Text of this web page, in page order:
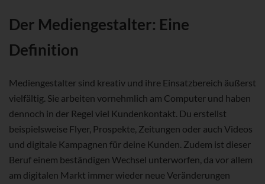
Der Mediengestalter: Eine
Definition
Mediengestalter sind kreativ und ihre Einsatzbereich äußerst
vielfältig. Sie arbeiten vornehmlich am Computer und haben
dennoch in der Regel viel Kundenkontakt. Du erstellst
beispielsweise Flyer, Prospekte, Zeitungen oder auch Videos
und digitale Kampagnen für deine Kunden. Zudem ist dieser
Beruf einem beständigen Wechsel unterworfen, da vor allem
am digitalen Markt immer wieder neue Veränderungen